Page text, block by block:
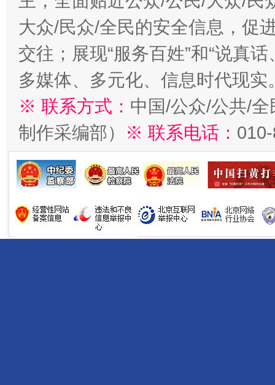
大众/民众/全民的安全信息，促
交往；展现“服务百姓”和“说真
多媒体、多元化、信息时代现实
※ 联系方式： 中国/公众/公共/
制作采编部）
※ 联系电话：